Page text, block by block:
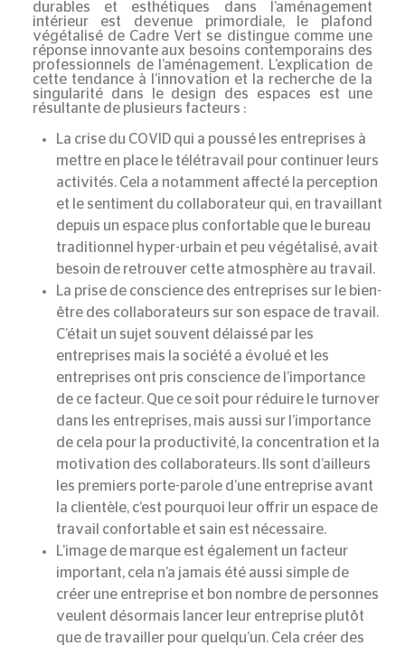
durables et esthétiques dans l’aménagement
intérieur est devenue primordiale, le plafond
végétalisé de Cadre Vert se distingue comme une
réponse innovante aux besoins contemporains des
professionnels de l’aménagement. L’explication de
cette tendance à l’innovation et la recherche de la
singularité dans le design des espaces est une
résultante de plusieurs facteurs :
La crise du COVID qui a poussé les entreprises à
mettre en place le télétravail pour continuer leurs
activités. Cela a notamment affecté la perception
et le sentiment du collaborateur qui, en travaillant
depuis un espace plus confortable que le bureau
traditionnel hyper-urbain et peu végétalisé, avait
besoin de retrouver cette atmosphère au travail.
La prise de conscience des entreprises sur le bien-
être des collaborateurs sur son espace de travail.
C’était un sujet souvent délaissé par les
entreprises mais la société a évolué et les
entreprises ont pris conscience de l’importance
de ce facteur. Que ce soit pour réduire le turnover
dans les entreprises, mais aussi sur l’importance
de cela pour la productivité, la concentration et la
motivation des collaborateurs. Ils sont d’ailleurs
les premiers porte-parole d’une entreprise avant
la clientèle, c’est pourquoi leur offrir un espace de
travail confortable et sain est nécessaire.
L’image de marque est également un facteur
important, cela n’a jamais été aussi simple de
créer une entreprise et bon nombre de personnes
veulent désormais lancer leur entreprise plutôt
que de travailler pour quelqu’un. Cela créer des